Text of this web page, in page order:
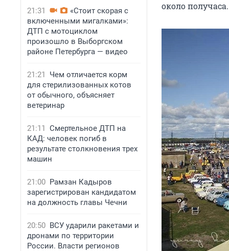
21:31
«Стоит скорая с
включенными мигалками»:
ДТП с мотоциклом
произошло в Выборгском
районе Петербурга — видео
21:21
Чем отличается корм
для стерилизованных котов
от обычного, объясняет
ветеринар
21:11 Смертельное ДТП на
КАД: человек погиб в
результате столкновения трех
машин
21:00 Рамзан Кадыров
зарегистрирован кандидатом
на должность главы Чечни
20:50 ВСУ ударили ракетами и
дронами по территории
России. Власти регионов
около получаса.